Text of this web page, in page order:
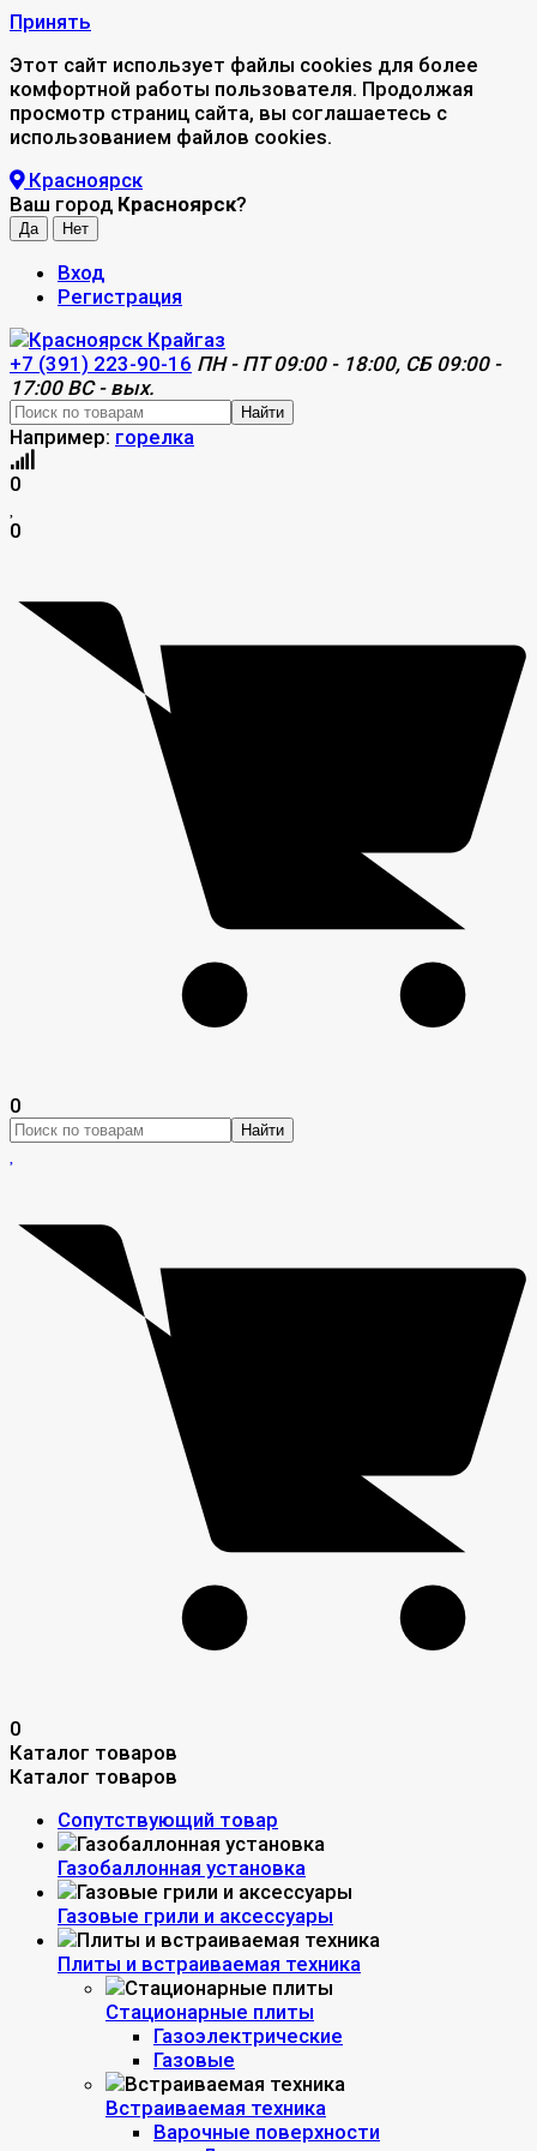
Принять
Этот сайт использует файлы cookies для более
комфортной работы пользователя. Продолжая
просмотр страниц сайта, вы соглашаетесь с
использованием файлов cookies.
Красноярск
Ваш город Красноярск?
Вход
Регистрация
+7 (391) 223-90-16 ПН - ПТ 09:00 - 18:00, СБ 09:00 -
17:00 ВС - вых.
Найти
Например: горелка
0
0
0
Найти
0
Каталог товаров
Каталог товаров
Сопутствующий товар
Газобаллонная установка
Газовые грили и аксессуары
Плиты и встраиваемая техника
Стационарные плиты
Газоэлектрические
Газовые
Встраиваемая техника
Варочные поверхности